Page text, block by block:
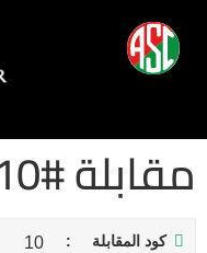
مقابلة #10
كود المقابلة 10